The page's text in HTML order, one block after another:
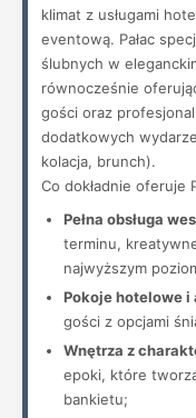
klimat z usługami
eventową. Pałac
ślubnych w
równocześnie
gości oraz
dodatkowych
kolacja, brunch).
Co dokładnie oferuje
Pełna obsługa
terminu,
najwyższym
Pokoje hotelowe i
gości z opcjami
Wnętrza z
epoki, które
bankietu;